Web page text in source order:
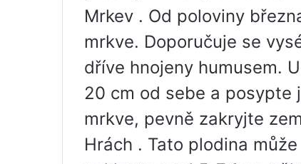
Mrkev . Od poloviny
mrkve. Doporučuje se
dříve hnojeny humusem.
20 cm od sebe a posypte
mrkve, pevně zakryjte
Hrách . Tato plodina